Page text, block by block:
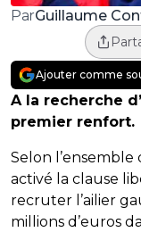
ParGuillaume
Ajouter comme
A la recherche
premier renfort.
Selon
activé la clause
recruter l’ailier
millions d’euros